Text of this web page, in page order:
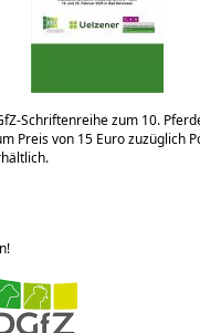
Schriftenreihe zum 10.
Preis von 15 Euro zuzüglich